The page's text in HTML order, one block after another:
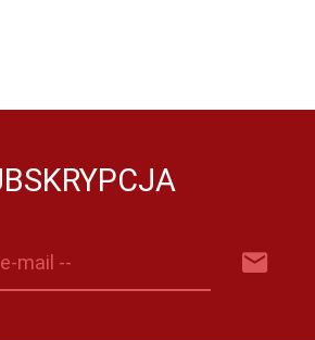
mail --